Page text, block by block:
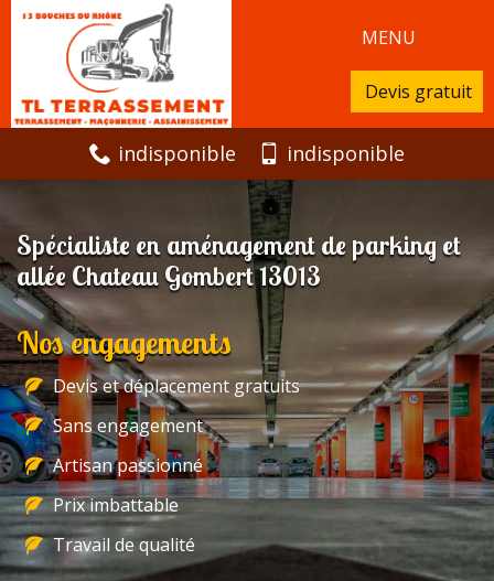
MENU
Devis gratuit
indisponible indisponible
Spécialiste en aménagement de parking et
allée Chateau Gombert 13013
Nos engagements
Devis et déplacement gratuits
Sans engagement
Artisan passionné
Prix imbattable
Travail de qualité